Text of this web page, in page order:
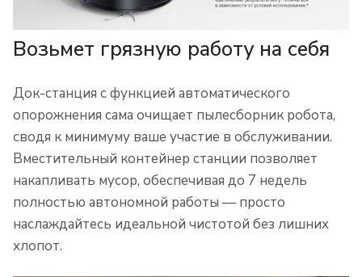
Возьмет грязную работу на себя
Док-станция с функцией автоматического
опорожнения сама очищает пылесборник робота,
сводя к минимуму ваше участие в обслуживании.
Вместительный контейнер станции позволяет
накапливать мусор, обеспечивая до 7 недель
полностью автономной работы — просто
наслаждайтесь идеальной чистотой без лишних
хлопот.